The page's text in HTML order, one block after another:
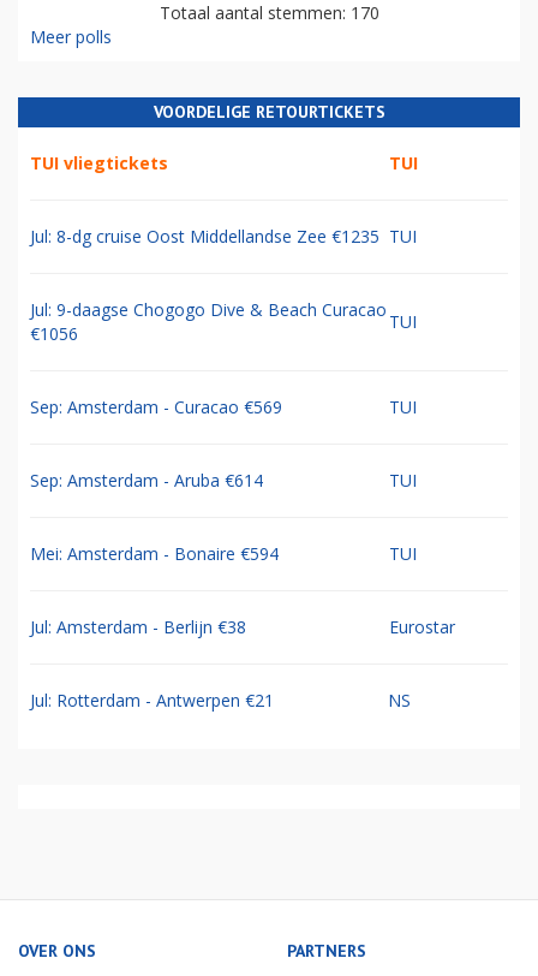
Totaal aantal stemmen: 170
Meer polls
VOORDELIGE RETOURTICKETS
TUI vliegtickets TUI
Jul: 8-dg cruise Oost Middellandse Zee €1235 TUI
Jul: 9-daagse Chogogo Dive & Beach Curacao
€1056
TUI
Sep: Amsterdam - Curacao €569 TUI
Sep: Amsterdam - Aruba €614 TUI
Mei: Amsterdam - Bonaire €594 TUI
Jul: Amsterdam - Berlijn €38 Eurostar
Jul: Rotterdam - Antwerpen €21 NS
OVER ONS PARTNERS